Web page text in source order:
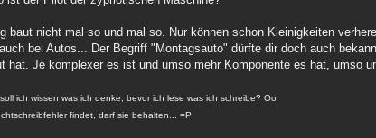
baut nicht mal so und mal so. Nur können schon Kleinigkeiten
bei Autos... Der Begriff "Montagsauto" dürfte dir doch auch
hat. Je komplexer es ist und umso mehr Komponente es hat, umso
ich wissen was ich denke, bevor ich lese was ich schreibe? Oo
findet, darf sie behalten... =P